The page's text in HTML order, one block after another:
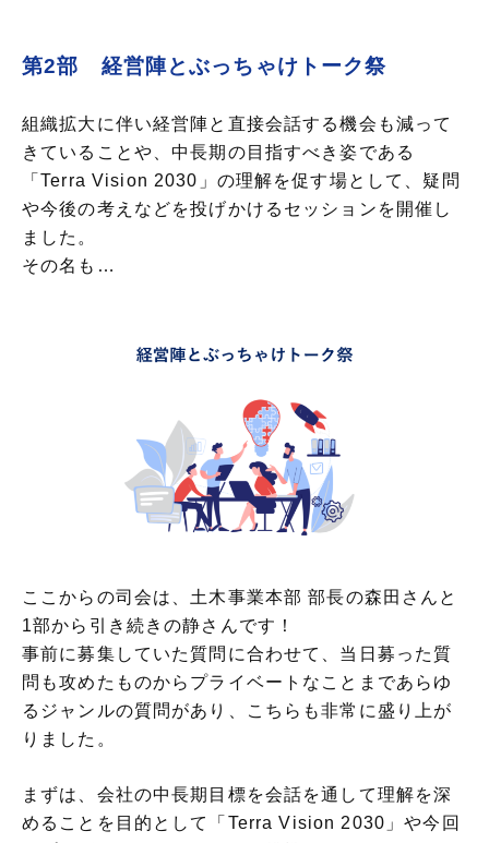
第2部 経営陣とぶっちゃけトーク祭
組織拡大に伴い経営陣と直接会話する機会も減って
きていることや、中長期の目指すべき姿である
「Terra Vision 2030」の理解を促す場として、疑問
や今後の考えなどを投げかけるセッションを開催し
ました。
その名も…
ここからの司会は、土木事業本部 部長の森田さんと
1部から引き続きの静さんです！
事前に募集していた質問に合わせて、当日募った質
問も攻めたものからプライベートなことまであらゆ
るジャンルの質問があり、こちらも非常に盛り上が
りました。
まずは、会社の中長期目標を会話を通して理解を深
めることを目的として「Terra Vision 2030」や今回